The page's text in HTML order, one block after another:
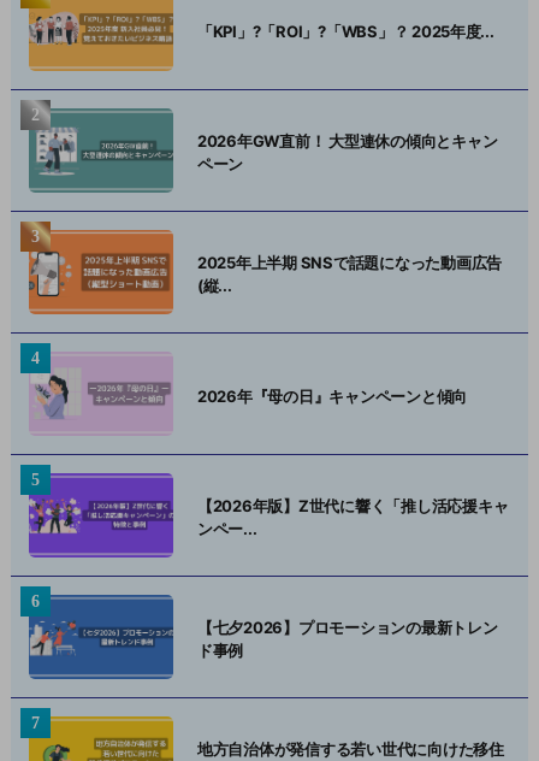
「KPI」?「ROI」?「WBS」？ 2025年度...
2026年GW直前！ 大型連休の傾向とキャン
ペーン
2025年上半期 SNSで話題になった動画広告
(縦...
2026年『母の日』キャンペーンと傾向
【2026年版】Z世代に響く「推し活応援キャ
ンペー...
【七夕2026】プロモーションの最新トレン
ド事例
地方自治体が発信する若い世代に向けた移住